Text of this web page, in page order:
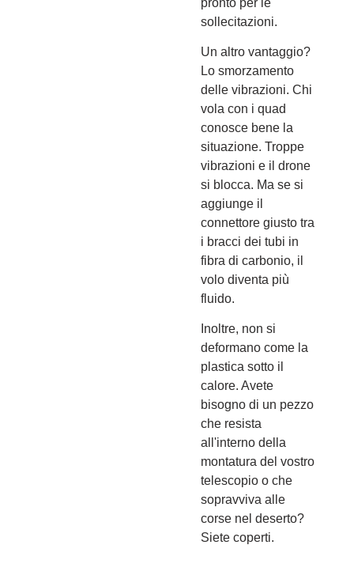
sollecitazioni.
Un altro vantaggio?
Lo smorzamento
delle vibrazioni. Chi
vola con i quad
conosce bene la
situazione. Troppe
vibrazioni e il drone
si blocca. Ma se si
aggiunge il
connettore giusto tra
i bracci dei tubi in
fibra di carbonio, il
volo diventa più
fluido.
Inoltre, non si
deformano come la
plastica sotto il
calore. Avete
bisogno di un pezzo
che resista
all'interno della
montatura del vostro
telescopio o che
sopravviva alle
corse nel deserto?
Siete coperti.